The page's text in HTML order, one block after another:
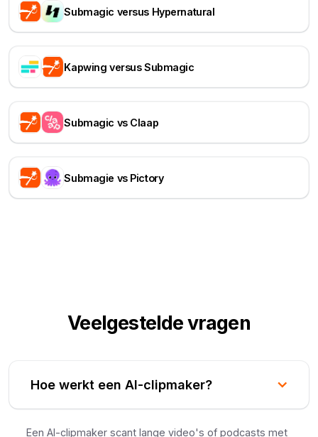
Submagic versus Hypernatural
Kapwing versus Submagic
Submagic vs Claap
Submagie vs Pictory
Veelgestelde vragen
Hoe werkt een AI-clipmaker?
Een AI-clipmaker scant lange video's of podcasts met